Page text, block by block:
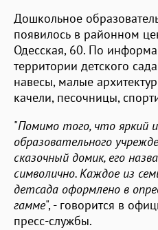
Дошкольное
появилось в районном
Одесская, 60. По
территории детского
навесы, малые
качели, песочницы,
"Помимо того, что яркий
образовательного
сказочный домик, его
символично. Каждое из
детсада оформлено в
гамме", - говорится в
пресс-службы.